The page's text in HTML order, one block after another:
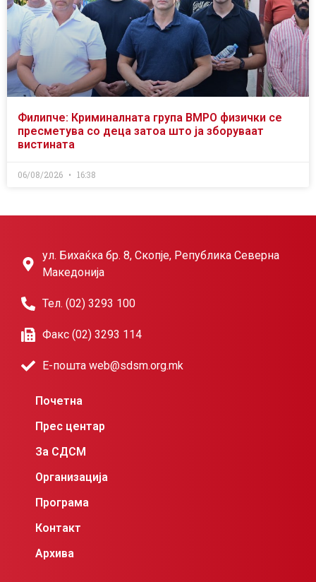
Филипче: Криминалната група ВМРО физички се
пресметува со деца затоа што ја зборуваат
вистината
06/08/2026 16:38
ул. Бихаќка бр. 8, Скопје, Република Северна
Македонија
Тел. (02) 3293 100
Факс (02) 3293 114
Е-пошта web@sdsm.org.mk
Почетна
Прес центар
За СДСМ
Организација
Програма
Контакт
Архива